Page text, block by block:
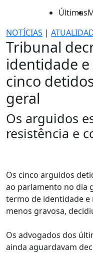
Últimas
NOTÍCIAS |
Tribunal
identidade
cinco
geral
Os arguidos
resistência e
Os cinco arguidos
ao parlamento no dia
termo de identidade e
menos gravosa,
Os advogados dos
ainda aguardavam